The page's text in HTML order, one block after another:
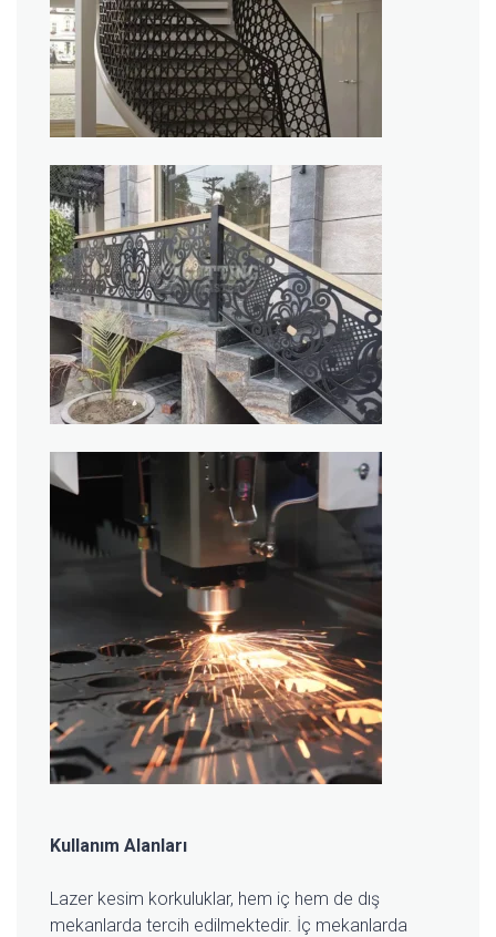
Kullanım Alanları
Lazer kesim korkuluklar, hem iç hem de dış
mekanlarda tercih edilmektedir. İç mekanlarda